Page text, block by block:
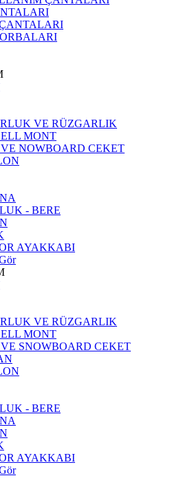
VE RÜZGARLIK
MONT
NOWBOARD CEKET
- BERE
AYAKKABI
VE RÜZGARLIK
MONT
SNOWBOARD CEKET
- BERE
AYAKKABI